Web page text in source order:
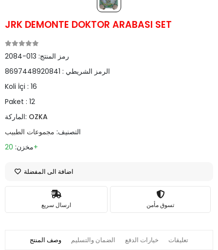
JRK DEMONTE DOKTOR ARABASI SET
رمز المنتج: 013-2084
الرمز الشريطي : 8697448920841
Koli İçi : 16
Paket : 12
الماركة: OZKA
التصنيف: مجموعات الطبيب
مخزن:20+
اضافة الى المفضلة
ارسال سريع تسوق مأمن
وصف المنتج الضمان والتسليم خيارات الدفع تعليقات